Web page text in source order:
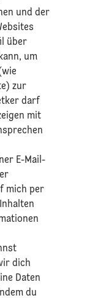
und der
über
um
zur
darf
mit
E-Mail-
mich per
dich
Daten
du